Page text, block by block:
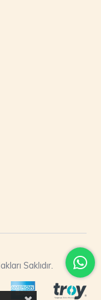
Saklıdır.